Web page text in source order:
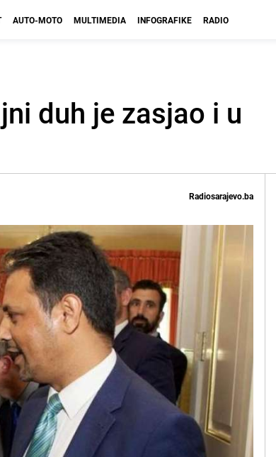
AUTO-MOTO MULTIMEDIA INFOGRAFIKE RADIO
duh je zasjao i u
Radiosarajevo.ba